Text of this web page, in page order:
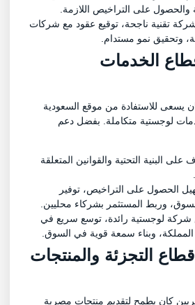
على التراخيص اللازمة.
تقنية ناجحة، توقيع عقود مع شركات
وتحقيق نمو مستدام.
الخدمات
للاستفادة من موقع السعودية
لوجستية متكاملة. بفضل دعم
البنية التحتية والقوانين المتعلقة
الحصول على التراخيص، توفير
وربط المستثمر بشركاء محليين.
لوجستية رائدة، توسع سريع في
وبناء سمعة قوية في السوق.
التجزئة والمنتجات
كان يطمح لتقديم منتجات مصرية